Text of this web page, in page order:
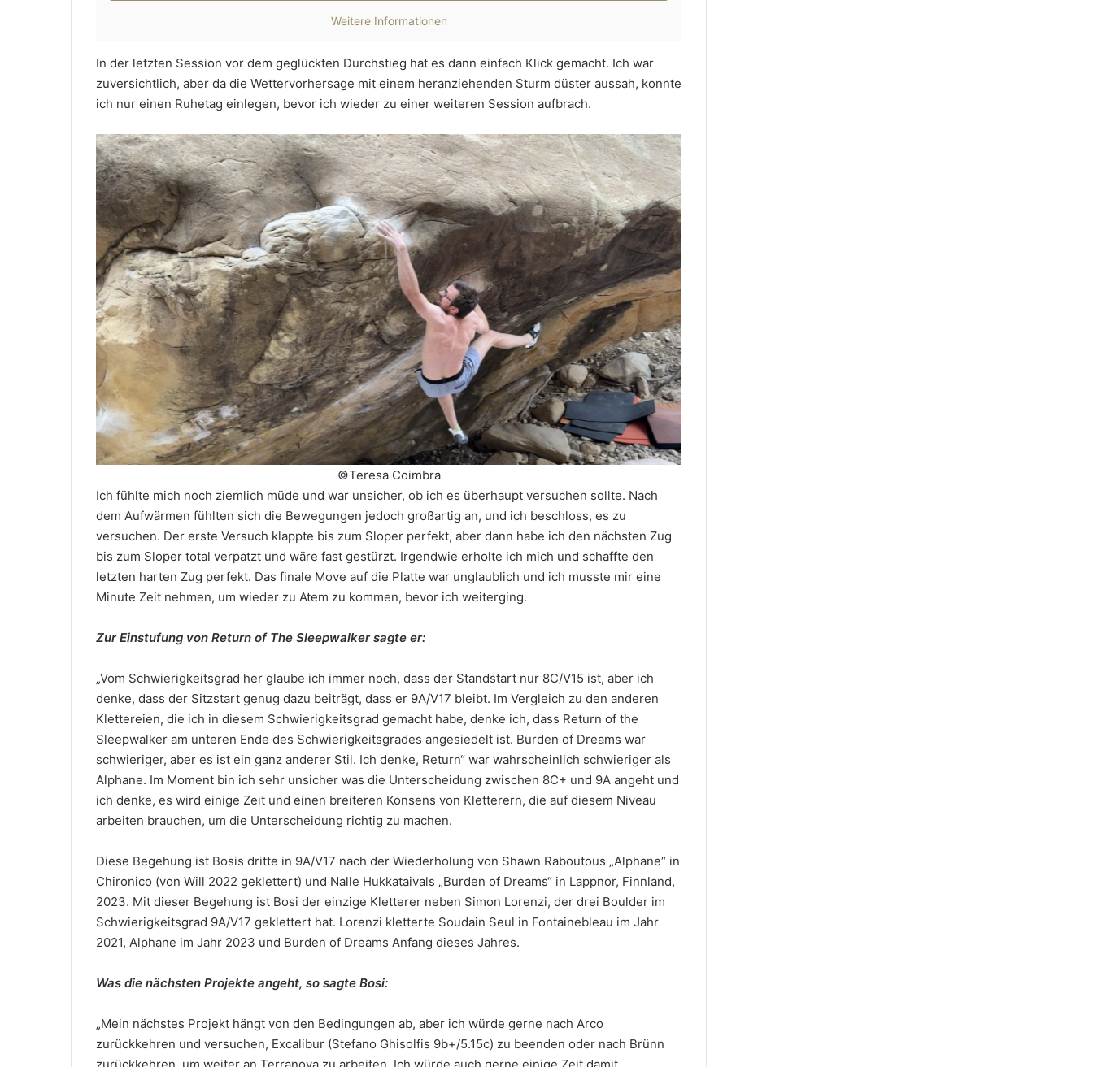
Weitere Informationen
In der letzten Session vor dem geglückten Durchstieg hat es dann einfach Klick gemacht. Ich war
zuversichtlich, aber da die Wettervorhersage mit einem heranziehenden Sturm düster aussah, konnte
ich nur einen Ruhetag einlegen, bevor ich wieder zu einer weiteren Session aufbrach.
©Teresa Coimbra
Ich fühlte mich noch ziemlich müde und war unsicher, ob ich es überhaupt versuchen sollte. Nach
dem Aufwärmen fühlten sich die Bewegungen jedoch großartig an, und ich beschloss, es zu
versuchen. Der erste Versuch klappte bis zum Sloper perfekt, aber dann habe ich den nächsten Zug
bis zum Sloper total verpatzt und wäre fast gestürzt. Irgendwie erholte ich mich und schaffte den
letzten harten Zug perfekt. Das finale Move auf die Platte war unglaublich und ich musste mir eine
Minute Zeit nehmen, um wieder zu Atem zu kommen, bevor ich weiterging.
Zur Einstufung von Return of The Sleepwalker sagte er:
„Vom Schwierigkeitsgrad her glaube ich immer noch, dass der Standstart nur 8C/V15 ist, aber ich
denke, dass der Sitzstart genug dazu beiträgt, dass er 9A/V17 bleibt. Im Vergleich zu den anderen
Klettereien, die ich in diesem Schwierigkeitsgrad gemacht habe, denke ich, dass Return of the
Sleepwalker am unteren Ende des Schwierigkeitsgrades angesiedelt ist. Burden of Dreams war
schwieriger, aber es ist ein ganz anderer Stil. Ich denke, Return“ war wahrscheinlich schwieriger als
Alphane. Im Moment bin ich sehr unsicher was die Unterscheidung zwischen 8C+ und 9A angeht und
ich denke, es wird einige Zeit und einen breiteren Konsens von Kletterern, die auf diesem Niveau
arbeiten brauchen, um die Unterscheidung richtig zu machen.
Diese Begehung ist Bosis dritte in 9A/V17 nach der Wiederholung von Shawn Raboutous „Alphane“ in
Chironico (von Will 2022 geklettert) und Nalle Hukkataivals „Burden of Dreams“ in Lappnor, Finnland,
2023. Mit dieser Begehung ist Bosi der einzige Kletterer neben Simon Lorenzi, der drei Boulder im
Schwierigkeitsgrad 9A/V17 geklettert hat. Lorenzi kletterte Soudain Seul in Fontainebleau im Jahr
2021, Alphane im Jahr 2023 und Burden of Dreams Anfang dieses Jahres.
Was die nächsten Projekte angeht, so sagte Bosi:
„Mein nächstes Projekt hängt von den Bedingungen ab, aber ich würde gerne nach Arco
zurückkehren und versuchen, Excalibur (Stefano Ghisolfis 9b+/5.15c) zu beenden oder nach Brünn